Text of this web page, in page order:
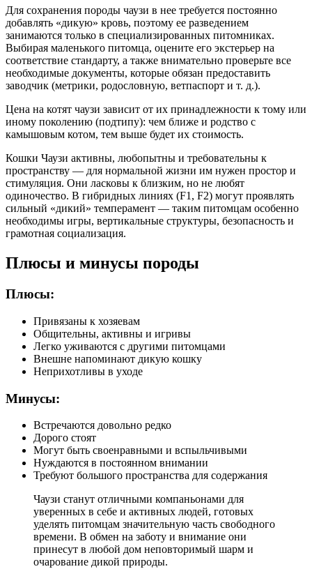
Для сохранения породы чаузи в нее требуется постоянно
добавлять «дикую» кровь, поэтому ее разведением
занимаются только в специализированных питомниках.
Выбирая маленького питомца, оцените его экстерьер на
соответствие стандарту, а также внимательно проверьте все
необходимые документы, которые обязан предоставить
заводчик (метрики, родословную, ветпаспорт и т. д.).
Цена на котят чаузи зависит от их принадлежности к тому или
иному поколению (подтипу): чем ближе и родство с
камышовым котом, тем выше будет их стоимость.
Кошки Чаузи активны, любопытны и требовательны к
пространству — для нормальной жизни им нужен простор и
стимуляция. Они ласковы к близким, но не любят
одиночество. В гибридных линиях (F1, F2) могут проявлять
сильный «дикий» темперамент — таким питомцам особенно
необходимы игры, вертикальные структуры, безопасность и
грамотная социализация.
Плюсы и минусы породы
Плюсы:
Привязаны к хозяевам
Общительны, активны и игривы
Легко уживаются с другими питомцами
Внешне напоминают дикую кошку
Неприхотливы в уходе
Минусы:
Встречаются довольно редко
Дорого стоят
Могут быть своенравными и вспыльчивыми
Нуждаются в постоянном внимании
Требуют большого пространства для содержания
Чаузи станут отличными компаньонами для
уверенных в себе и активных людей, готовых
уделять питомцам значительную часть свободного
времени. В обмен на заботу и внимание они
принесут в любой дом неповторимый шарм и
очарование дикой природы.